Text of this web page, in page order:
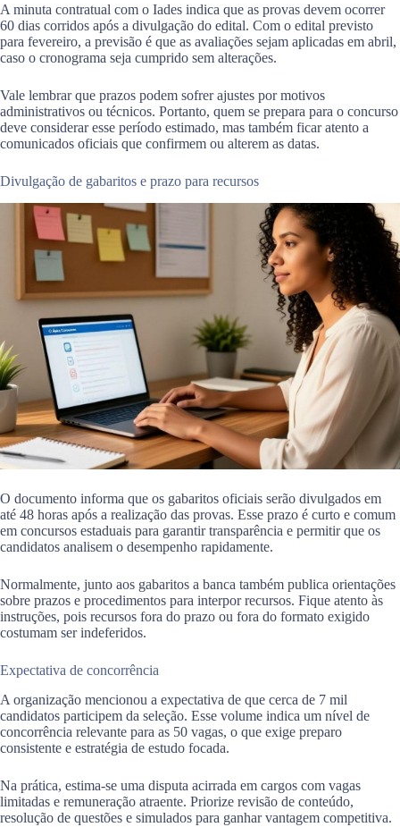
A minuta contratual com o Iades indica que as provas devem ocorrer
60 dias corridos após a divulgação do edital. Com o edital previsto
para fevereiro, a previsão é que as avaliações sejam aplicadas em abril,
caso o cronograma seja cumprido sem alterações.
Vale lembrar que prazos podem sofrer ajustes por motivos
administrativos ou técnicos. Portanto, quem se prepara para o concurso
deve considerar esse período estimado, mas também ficar atento a
comunicados oficiais que confirmem ou alterem as datas.
Divulgação de gabaritos e prazo para recursos
O documento informa que os gabaritos oficiais serão divulgados em
até 48 horas após a realização das provas. Esse prazo é curto e comum
em concursos estaduais para garantir transparência e permitir que os
candidatos analisem o desempenho rapidamente.
Normalmente, junto aos gabaritos a banca também publica orientações
sobre prazos e procedimentos para interpor recursos. Fique atento às
instruções, pois recursos fora do prazo ou fora do formato exigido
costumam ser indeferidos.
Expectativa de concorrência
A organização mencionou a expectativa de que cerca de 7 mil
candidatos participem da seleção. Esse volume indica um nível de
concorrência relevante para as 50 vagas, o que exige preparo
consistente e estratégia de estudo focada.
Na prática, estima-se uma disputa acirrada em cargos com vagas
limitadas e remuneração atraente. Priorize revisão de conteúdo,
resolução de questões e simulados para ganhar vantagem competitiva.